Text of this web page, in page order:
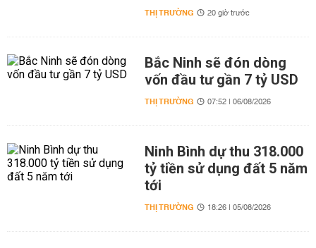
THỊ TRƯỜNG 20 giờ trước
Bắc Ninh sẽ đón dòng
vốn đầu tư gần 7 tỷ USD
THỊ TRƯỜNG 07:52 | 06/08/2026
Ninh Bình dự thu 318.000
tỷ tiền sử dụng đất 5 năm
tới
THỊ TRƯỜNG 18:26 | 05/08/2026